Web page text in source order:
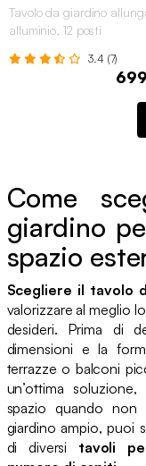
Tavolo da giardino
alluminio, 12 posti
3.4 (7)
Come
giardino
spazio
Scegliere il tavolo
valorizzare al meglio
desideri. Prima di
dimensioni e la
terrazze o balconi
un’ottima
spazio quando
giardino ampio, puoi
di diversi tavoli